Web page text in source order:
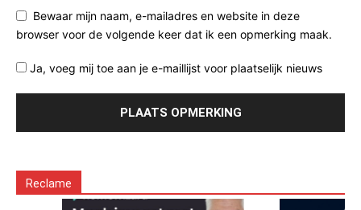
Bewaar mijn naam, e-mailadres en website in deze
browser voor de volgende keer dat ik een opmerking maak.
Ja, voeg mij toe aan je e-maillijst voor plaatselijk nieuws
Reclame